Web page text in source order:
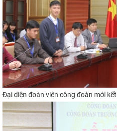
Đại diện đoàn viên công đoàn mới